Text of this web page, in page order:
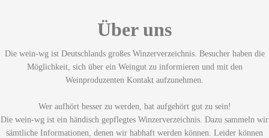
Über uns
Die wein-wg ist Deutschlands großes Winzerverzeichnis. Besucher haben die
Möglichkeit, sich über ein Weingut zu informieren und mit den
Weinproduzenten Kontakt aufzunehmen.
Wer aufhört besser zu werden, hat aufgehört gut zu sein!
Die wein-wg ist ein händisch gepflegtes Winzerverzeichnis. Dazu sammeln wir
sämtliche Informationen, denen wir habhaft werden können. Leider können